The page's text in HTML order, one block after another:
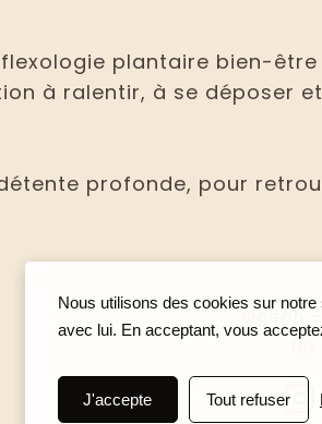
plantaire bien-
à ralentir, à se déposer
profonde, pour
Sigean
Nous utilisons des cookies sur
avec lui. En acceptant, vous
J'accepte Tout refuser